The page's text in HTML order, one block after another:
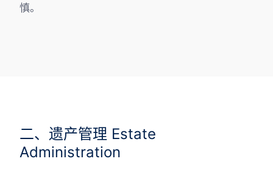
慎。
二、遗产管理 Estate
Administration